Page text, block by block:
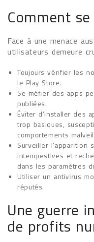
Comment
Face à une menace
utilisateurs demeure
Toujours vérifier les
le Play Store.
Se méfier des apps
publiées.
Éviter d’installer des
trop basiques,
comportements
Surveiller l’apparition
intempestives et
dans les paramètres
Utiliser un antivirus
réputés.
Une guerre
de profits